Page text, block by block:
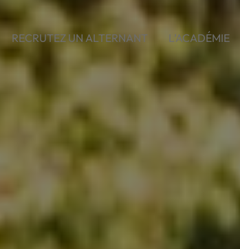
RECRUTEZ UN ALTERNANT L’ACADÉMIE